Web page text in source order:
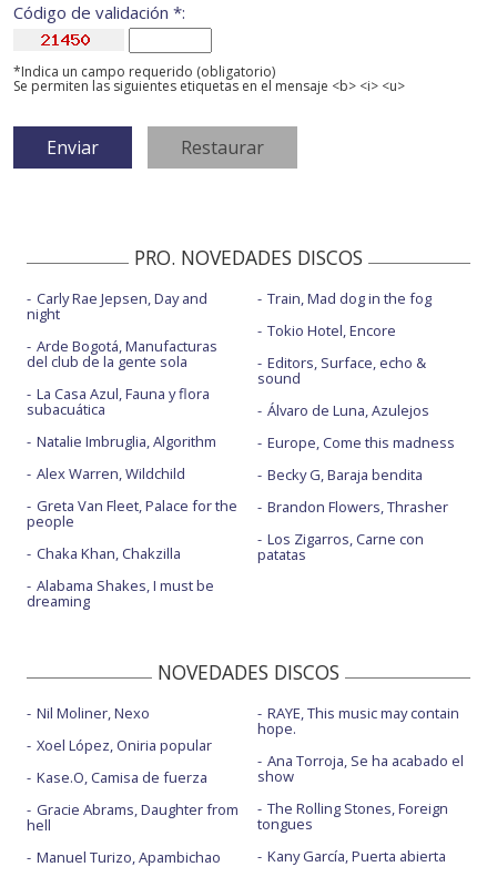
Código de validación *:
*Indica un campo requerido (obligatorio)
Se permiten las siguientes etiquetas en el mensaje <b> <i> <u>
PRO. NOVEDADES DISCOS
Carly Rae Jepsen, Day and
night
Arde Bogotá, Manufacturas
del club de la gente sola
La Casa Azul, Fauna y flora
subacuática
Natalie Imbruglia, Algorithm
Alex Warren, Wildchild
Greta Van Fleet, Palace for the
people
Chaka Khan, Chakzilla
Alabama Shakes, I must be
dreaming
Train, Mad dog in the fog
Tokio Hotel, Encore
Editors, Surface, echo &
sound
Álvaro de Luna, Azulejos
Europe, Come this madness
Becky G, Baraja bendita
Brandon Flowers, Thrasher
Los Zigarros, Carne con
patatas
NOVEDADES DISCOS
Nil Moliner, Nexo
Xoel López, Oniria popular
Kase.O, Camisa de fuerza
Gracie Abrams, Daughter from
hell
Manuel Turizo, Apambichao
RAYE, This music may contain
hope.
Ana Torroja, Se ha acabado el
show
The Rolling Stones, Foreign
tongues
Kany García, Puerta abierta